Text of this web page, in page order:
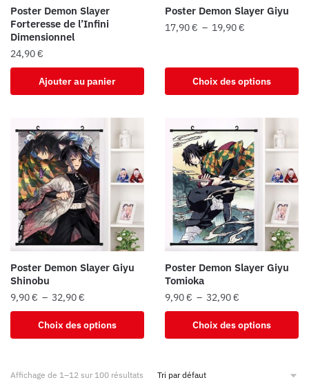
page
du
produit
page
du
Poster Demon Slayer
Forteresse de l’Infini
Dimensionnel
24,90€
Ajouter au panier
Poster Demon Slayer Giyu
17,90€ – 19,90€
à
Choix des options
produit
Les
options
peuvent
être
choisies
sur
page
du
produit
Poster Demon Slayer Giyu
Shinobu
9,90€ – 32,90€
de
prix :
9,90 €
32,90 €
Choix des options
produit
plusieurs
Poster Demon Slayer Giyu
Tomioka
9,90€ – 32,90€
de
prix :
9,90 €
Choix des options
produit
plusieurs
Affichage de 1–12 sur 100 résultats